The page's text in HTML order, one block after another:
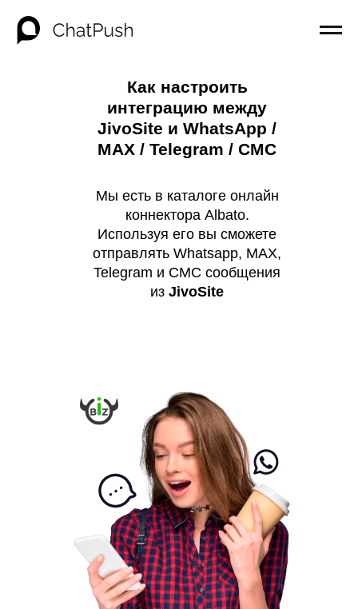
Как настроить
интеграцию между
JivoSite и WhatsApp /
MAX / Telegram / СМС
Мы есть в каталоге онлайн
коннектора Albato.
Используя его вы сможете
отправлять Whatsapp, MAX,
Telegram и СМС сообщения
из JivoSite